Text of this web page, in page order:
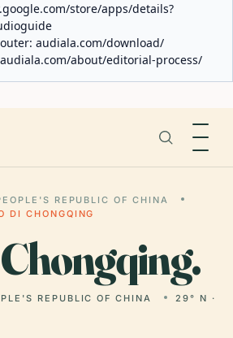
store/apps/details?
audiala.com/download/
audiala.com/about/editorial-process/
REPUBLIC OF CHINA
DI CHONGQING
REPUBLIC OF CHINA
29° N ·